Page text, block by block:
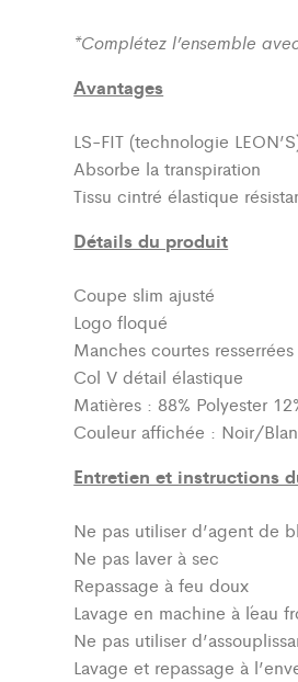
*Complétez l’ensemble
Avantages
LS-FIT (technologie
Absorbe la transpiration
Tissu cintré élastique
Détails du produit
Coupe slim ajusté
Logo floqué
Manches courtes
Col V détail élastique
Matières : 88% Polyester
Couleur affichée : Noir/
Entretien et instructions
Ne pas utiliser d’agent de
Ne pas laver à sec
Repassage à feu doux
Lavage en machine à l´eau
Ne pas utiliser
Lavage et repassage à